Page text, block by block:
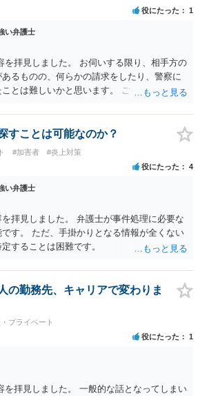
でしょう。
役にたった 1
い弁護士
を拝見しました。 お伺いする限り、相手方の
るものの、何らかの請求をしたり、警察に
とは難しいかと思います。 ご参考になれば
すことは可能なのか？
#加害者 #炎上対策
役にたった 4
い弁護士
拝見しました。 弁護士が事件処理に必要な
す。 ただ、手掛かりとなる情報が全くない
することは困難です。
の勤務先、キャリアで変わりま
プライベート
役にたった 1
を拝見しました。 一般的な話となってしまい